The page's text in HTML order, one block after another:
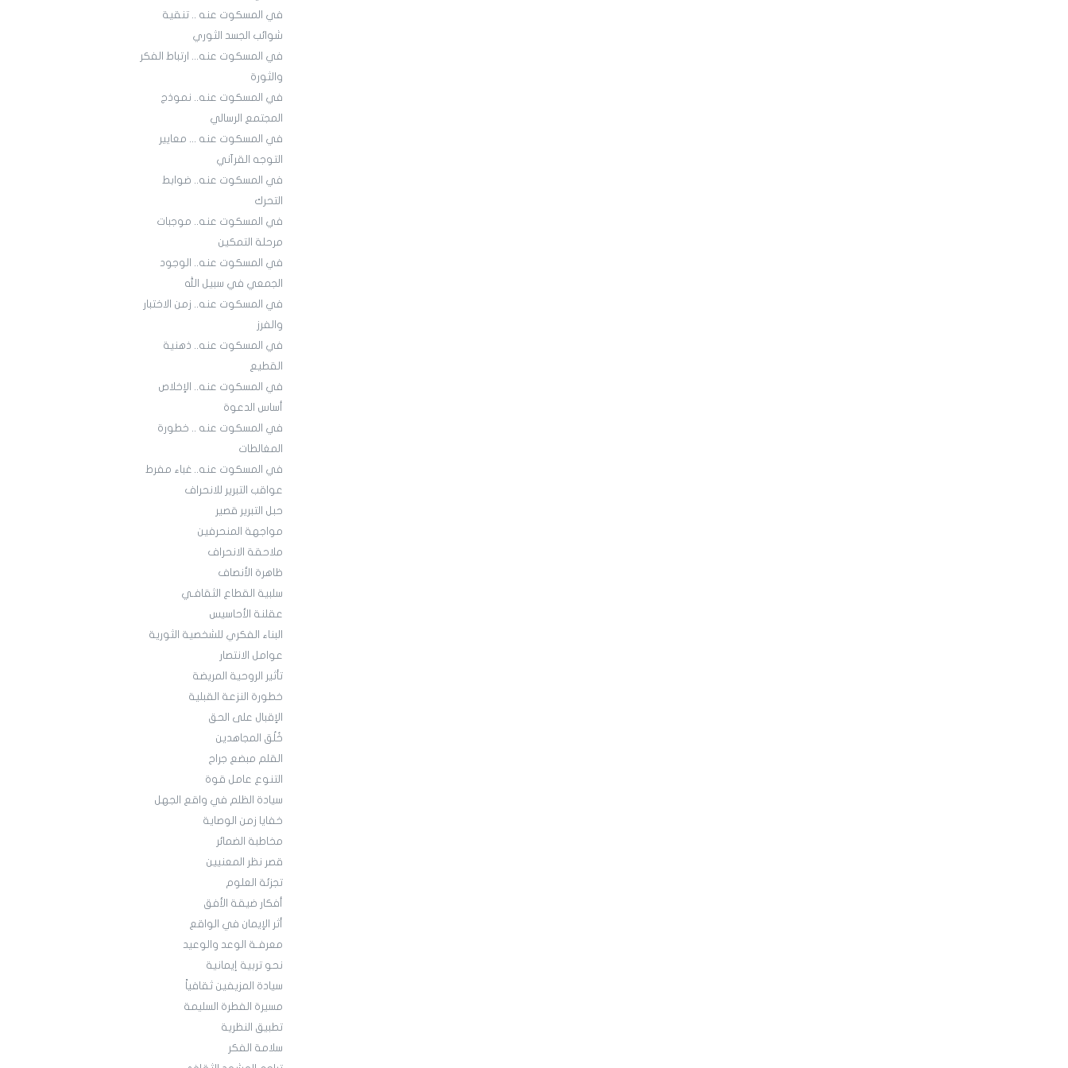
في المسكوت عنه .. تنقية
شوائب الجسد الثوري
في المسكوت عنه... ارتباط الفكر
والثورة
في المسكوت عنه.. نموذج
المجتمع الرسالي
في المسكوت عنه ... معايير
التوجه القرآني
في المسكوت عنه.. ضوابط
التحرك
في المسكوت عنه.. موجبات
مرحلة التمكين
في المسكوت عنه.. الوجود
الجمعي في سبيل الله
في المسكوت عنه.. زمن الاختبار
والفرز
في المسكوت عنه.. ذهنية
القطيع
في المسكوت عنه.. الإخلاص
أساس الدعوة
في المسكوت عنه .. خطورة
المغالطات
في المسكوت عنه.. غباء مفرط
عواقب التبرير للانحراف
حبل التبرير قصير
مواجهة المنحرفين
ملاحقة الانحراف
ظاهرة الأنصاف
سلبية القطاع الثقافـي
عقلنة الأحاسيس
البناء الفكري للشخصية الثورية
عوامل الانتصار
تأثير الروحية المريضة
خطورة النزعة القبلية
الإقبال على الحق
خُلُق المجاهدين
القلم مبضع جراح
التنوع عامل قوة
سيادة الظلم في واقع الجهل
خفايا زمن الوصاية
مخاطبة الضمائر
قصر نظر المعنيين
تجزئة العلوم
أفكار ضيقة الأفق
أثر الإيمان في الواقع
معرفـة الوعد والوعيد
نحو تربية إيمانية
سيادة المزيفين ثقافياً
مسيرة الفطرة السليمة
تطبيق النظرية
سلامة الفكر